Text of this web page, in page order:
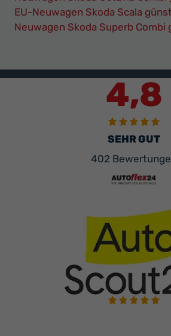
EU-Neuwagen Skoda Scala
Neuwagen Skoda Superb
4,8
SEHR GUT
402